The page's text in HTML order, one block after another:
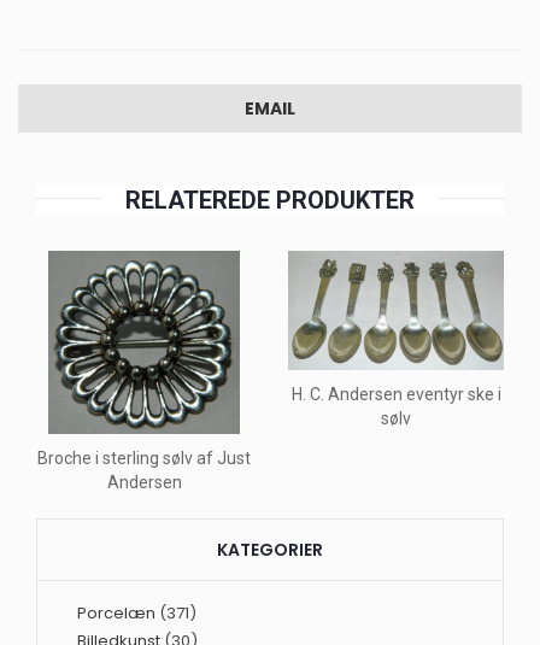
EMAIL
RELATEREDE PRODUKTER
Broche i sterling sølv af Just
Andersen
H. C. Andersen eventyr ske i
sølv
KATEGORIER
Porcelæn (371)